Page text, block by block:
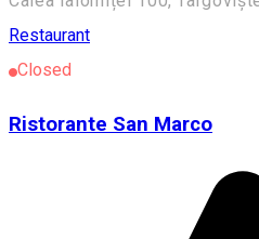
Restaurant
Closed
Ristorante San Marco